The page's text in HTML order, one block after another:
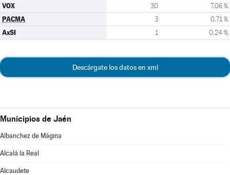
VOX 30 7,06 %
PACMA 3 0,71 %
AxSI 1 0,24 %
Descárgate los datos en xml
Municipios de Jaén
Albanchez de Mágina
Alcalá la Real
Alcaudete